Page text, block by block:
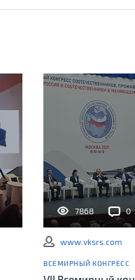
7868 0
www.vksrs.com
ВСЕМИРНЫЙ КОНГРЕСС